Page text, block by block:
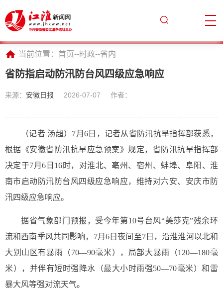
当前位置： 首页--时政--省内
省防指启动防汛防台风四级应急响应
来源： 安徽日报 2026-07-07 作者：
（记者 汤超）7月6日，记者从省防汛抗旱指挥部获悉，
根据《安徽省防汛抗旱应急预案》规定，省防汛抗旱指挥部
决定于7月6日16时，对淮北、亳州、宿州、蚌埠、阜阳、淮
南市启动防汛防台风四级应急响应，维持对六安、安庆市防
汛四级应急响应。
据省气象部门预报，受今年第10号台风“美莎克”残余环
流和西南季风共同影响，7月6日夜间至7日，沿淮淮河以北和
大别山区有暴雨（70—90毫米），局部大暴雨（120—180毫
米），并伴有短时强降水（最大小时雨强50—70毫米）和雷
暴大风等强对流天气。